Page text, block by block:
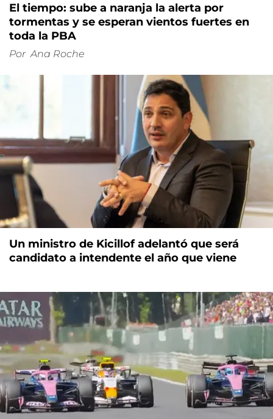
El tiempo: sube a naranja la alerta por
tormentas y se esperan vientos fuertes en
toda la PBA
Por Ana Roche
Un ministro de Kicillof adelantó que será
candidato a intendente el año que viene